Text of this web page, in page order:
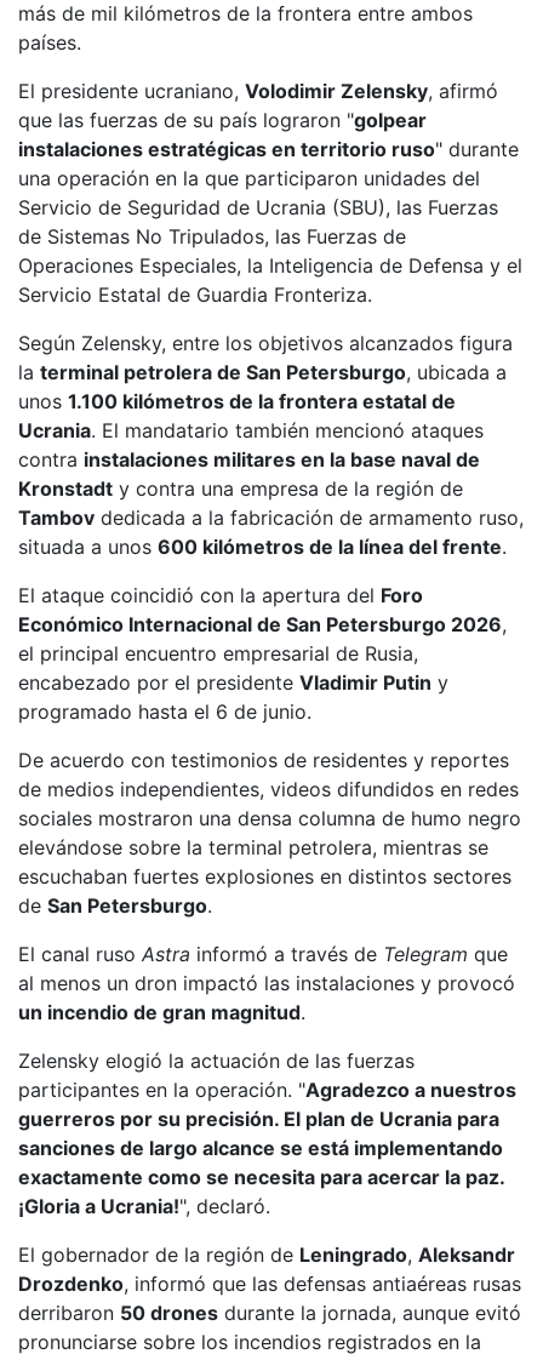
más de mil kilómetros de la frontera entre ambos
países.
El presidente ucraniano, Volodimir Zelensky, afirmó
que las fuerzas de su país lograron "golpear
instalaciones estratégicas en territorio ruso" durante
una operación en la que participaron unidades del
Servicio de Seguridad de Ucrania (SBU), las Fuerzas
de Sistemas No Tripulados, las Fuerzas de
Operaciones Especiales, la Inteligencia de Defensa y el
Servicio Estatal de Guardia Fronteriza.
Según Zelensky, entre los objetivos alcanzados figura
la terminal petrolera de San Petersburgo, ubicada a
unos 1.100 kilómetros de la frontera estatal de
Ucrania. El mandatario también mencionó ataques
contra instalaciones militares en la base naval de
Kronstadt y contra una empresa de la región de
Tambov dedicada a la fabricación de armamento ruso,
situada a unos 600 kilómetros de la línea del frente.
El ataque coincidió con la apertura del Foro
Económico Internacional de San Petersburgo 2026,
el principal encuentro empresarial de Rusia,
encabezado por el presidente Vladimir Putin y
programado hasta el 6 de junio.
De acuerdo con testimonios de residentes y reportes
de medios independientes, videos difundidos en redes
sociales mostraron una densa columna de humo negro
elevándose sobre la terminal petrolera, mientras se
escuchaban fuertes explosiones en distintos sectores
de San Petersburgo.
El canal ruso Astra informó a través de Telegram que
al menos un dron impactó las instalaciones y provocó
un incendio de gran magnitud.
Zelensky elogió la actuación de las fuerzas
participantes en la operación. "Agradezco a nuestros
guerreros por su precisión. El plan de Ucrania para
sanciones de largo alcance se está implementando
exactamente como se necesita para acercar la paz.
¡Gloria a Ucrania!", declaró.
El gobernador de la región de Leningrado, Aleksandr
Drozdenko, informó que las defensas antiaéreas rusas
derribaron 50 drones durante la jornada, aunque evitó
pronunciarse sobre los incendios registrados en la